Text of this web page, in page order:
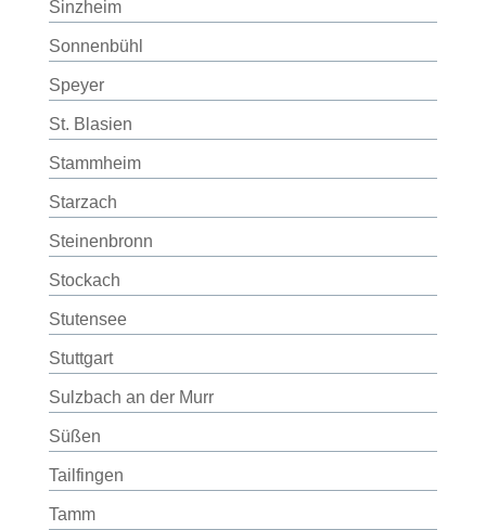
Sinzheim
Sonnenbühl
Speyer
St. Blasien
Stammheim
Starzach
Steinenbronn
Stockach
Stutensee
Stuttgart
Sulzbach an der Murr
Süßen
Tailfingen
Tamm